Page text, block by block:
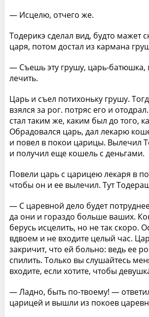
— Исцелю, отчего же.
Тодерикэ сделал вид, будто мажет
царя, потом достал из кармана
— Съешь эту грушу, царь-батюшка,
лечить.
Царь и съел потихоньку грушу.
взялся за рог. потряс его и
стал таким же, каким был до того,
Обрадовался царь, дал лекарю
и повел в покои царицы. Вылечил
и получил еще кошель с деньгами.
Повели царь с царицею лекаря в
чтобы он и ее вылечил. Тут
— С царевной дело будет
да они и гораздо больше ваших.
берусь исцелить, но не так скоро.
вдвоем и не входите целый час.
закричит, что ей больно: ведь ее
спилить. Только вы слушайтесь
входите, если хотите, чтобы
— Ладно, быть по-твоему! —
царицей и вышли из покоев